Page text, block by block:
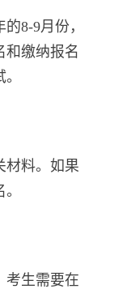
8-9月份，
和缴纳报名
料。如果
生需要在